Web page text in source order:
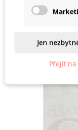
Podobné
Jen
Přejít na